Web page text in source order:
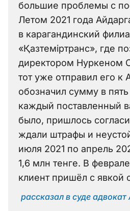
большие проблемы с
Летом 2021 года
в карагандинский
«Қазтеміртранс», где
директором Нуркеном
тот уже отправил его к
обозначил сумму в пять
каждый поставленный
было, пришлось
ждали штрафы и
июля 2021 по апрель
1,6 млн тенге. В
клиент пришёл с явкой
рассказал в суде